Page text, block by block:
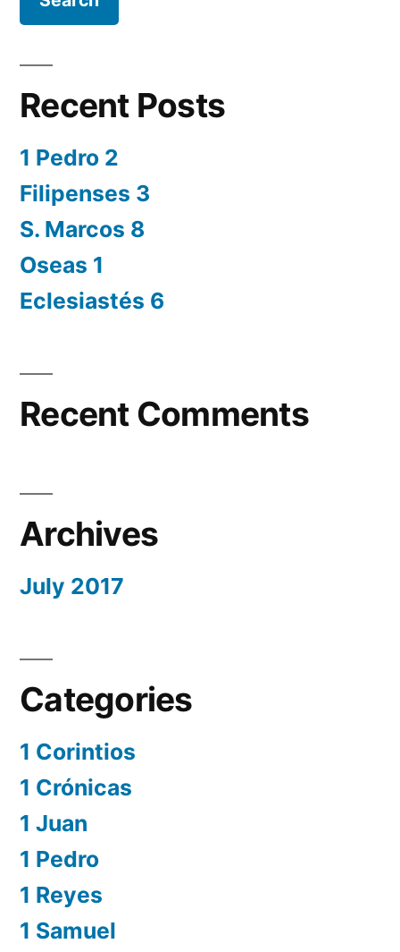
Recent Posts
1 Pedro 2
Filipenses 3
S. Marcos 8
Oseas 1
Eclesiastés 6
Recent Comments
Archives
July 2017
Categories
1 Corintios
1 Crónicas
1 Juan
1 Pedro
1 Reyes
1 Samuel